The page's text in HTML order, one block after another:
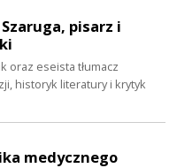
pisarz i
oraz eseista tłumacz
historyk literatury i krytyk
medycznego